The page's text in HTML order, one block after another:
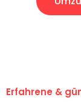
Erfahrene &